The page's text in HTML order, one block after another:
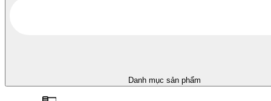
Danh mục sản phẩm